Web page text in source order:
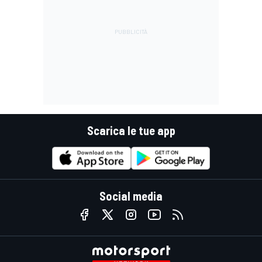
Scarica le tue app
Social media